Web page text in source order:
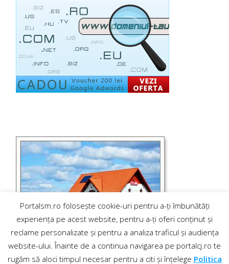
Portalsm.ro folosește cookie-uri pentru a-ți îmbunătăți
experiența pe acest website, pentru a-ți oferi conținut și
reclame personalizate și pentru a analiza traficul și audiența
website-ului. Înainte de a continua navigarea pe portalcj.ro te
rugăm să aloci timpul necesar pentru a citi și înțelege Politica